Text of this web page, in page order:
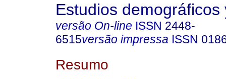
Estudios demográficos
versão On-line ISSN 2448-
6515versão impressa ISSN
Resumo